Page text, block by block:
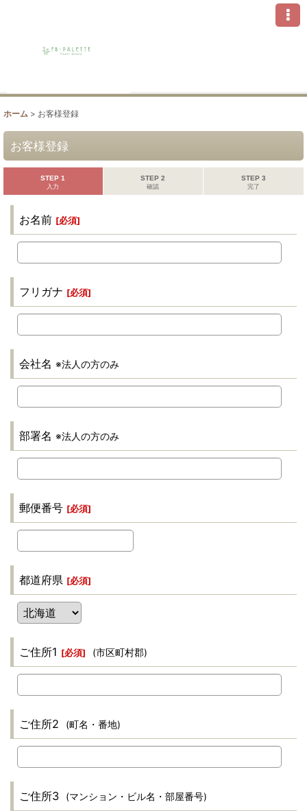
ホーム > お客様登録
お客様登録
STEP 1
入力
STEP 2
確認
STEP 3
完了
お名前 [必須]
フリガナ [必須]
会社名 ※法人の方のみ
部署名 ※法人の方のみ
郵便番号 [必須]
都道府県 [必須]
ご住所1 [必須] (市区町村郡)
ご住所2 (町名・番地)
ご住所3 (マンション・ビル名・部屋番号)